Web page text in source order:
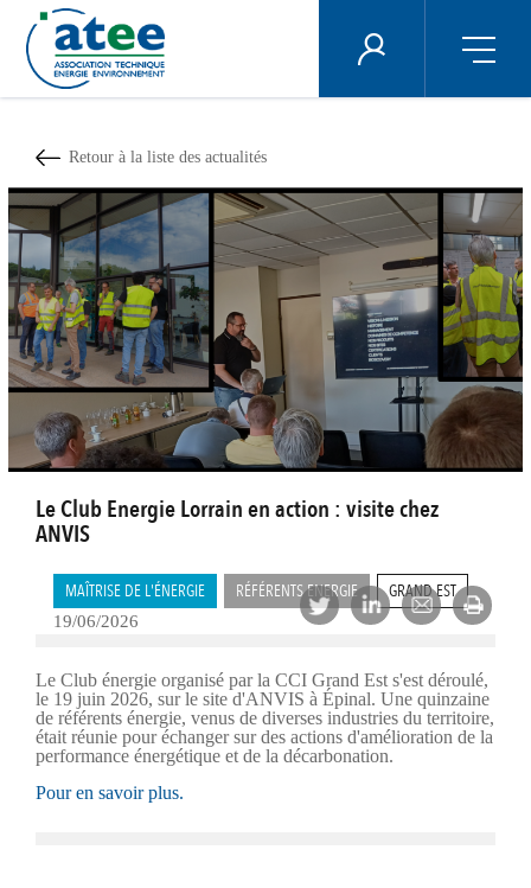
contenu
principal
ÉNERGIE PLUS
Retour à la liste des actualités
Le Club Energie Lorrain en action : visite chez
ANVIS
MAÎTRISE DE L'ÉNERGIE RÉFÉRENTS ENERGIE GRAND EST
19/06/2026
Le Club énergie organisé par la CCI Grand Est s'est déroulé,
le 19 juin 2026, sur le site d'ANVIS à Épinal. Une quinzaine
de référents énergie, venus de diverses industries du territoire,
était réunie pour échanger sur des actions d'amélioration de la
performance énergétique et de la décarbonation.
Pour en savoir plus.
Panneau de gestion des cookies